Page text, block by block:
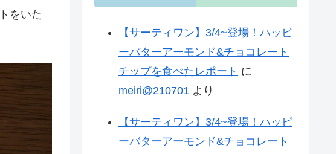
をいた
【サーティワン】3/4~登場！ハッピ
ーバターアーモンド&チョコレート
チップを食べたレポート に
meiri@210701 より
【サーティワン】3/4~登場！ハッピ
ーバターアーモンド&チョコレート